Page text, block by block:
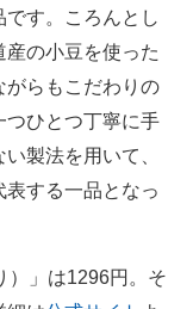
す。ころんとし
の小豆を使った
がらもこだわりの
つひとつ丁寧に手
製法を用いて、
する一品となっ
」は1296円。そ